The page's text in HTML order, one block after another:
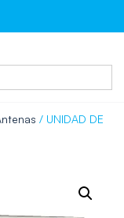
/ UNIDAD DE